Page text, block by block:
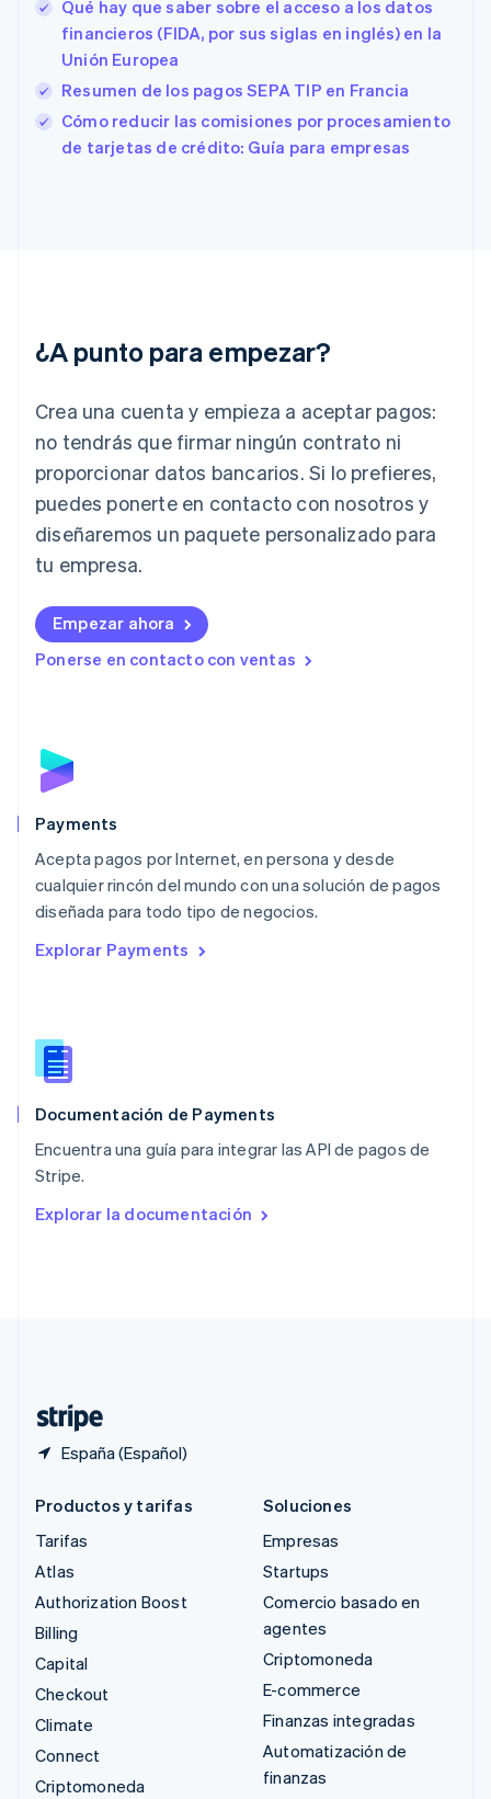
Qué hay que saber sobre el acceso a los datos
financieros (FIDA, por sus siglas en inglés) en la
Unión Europea
Resumen de los pagos SEPA TIP en Francia
Cómo reducir las comisiones por procesamiento
de tarjetas de crédito: Guía para empresas
¿A punto para empezar?
Crea una cuenta y empieza a aceptar pagos:
no tendrás que firmar ningún contrato ni
proporcionar datos bancarios. Si lo prefieres,
puedes ponerte en contacto con nosotros y
diseñaremos un paquete personalizado para
tu empresa.
Empezar ahora
Ponerse en contacto con ventas
Payments
Acepta pagos por Internet, en persona y desde
cualquier rincón del mundo con una solución de pagos
diseñada para todo tipo de negocios.
Explorar Payments
Documentación de Payments
Encuentra una guía para integrar las API de pagos de
Stripe.
Explorar la documentación
España (Español)
English
Estados Unidos
English Español简体中文
Estonia
Finlandia
EnglishSvenska
India
English
Italia
ItalianoEnglish
Japón
日本語 English
Letonia
Liechtenstein
Lituania
English
Luxemburgo
Malta
English
EspañolEnglish
English
Nueva Zelanda
English
NederlandsEnglish
Português
RAE de Hong Kong, China
Reino Unido
República Checa
English
English
Productos y tarifas
Tarifas
Atlas
Authorization Boost
Billing
Capital
Checkout
Climate
Connect
Criptomoneda
Soluciones
Empresas
Startups
Comercio basado en
agentes
Criptomoneda
E-commerce
Finanzas integradas
Automatización de
finanzas